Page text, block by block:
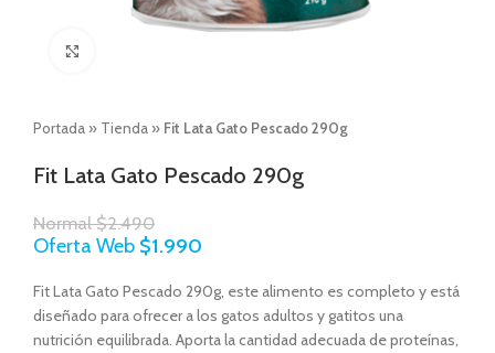
Portada » Tienda » Fit Lata Gato Pescado 290g
Fit Lata Gato Pescado 290g
Normal$2.490
Oferta Web $1.990
Fit Lata Gato Pescado 290g, este alimento es completo y está
diseñado para ofrecer a los gatos adultos y gatitos una
nutrición equilibrada. Aporta la cantidad adecuada de proteínas,